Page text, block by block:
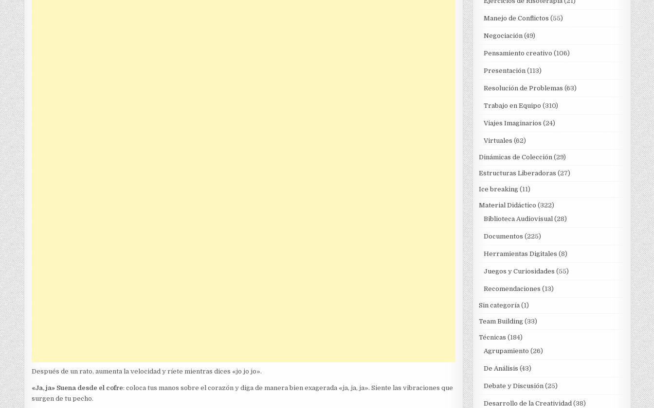
Después de un rato, aumenta la velocidad y ríete mientras dices «jo jo jo».
«Ja, ja» Suena desde el cofre: coloca tus manos sobre el corazón y diga de manera bien exagerada «ja, ja, ja». Siente las vibraciones que
surgen de tu pecho.
Manejo de Conflictos (55)
Negociación(49)
Pensamiento creativo (106)
Presentación(113)
Resolución de Problemas (63)
Trabajo en Equipo (310)
Viajes Imaginarios (24)
Virtuales (62)
Dinámicas de Colección(29)
Estructuras Liberadoras (27)
Ice breaking(11)
Material Didáctico (322)
Biblioteca Audiovisual(28)
Documentos (225)
Herramientas Digitales (8)
Juegos y Curiosidades (55)
Recomendaciones (13)
Sin categoría(1)
Team Building(33)
Técnicas (184)
Agrupamiento (26)
De Análisis (43)
Debate y Discusión(25)
Desarrollo de la Creatividad(38)